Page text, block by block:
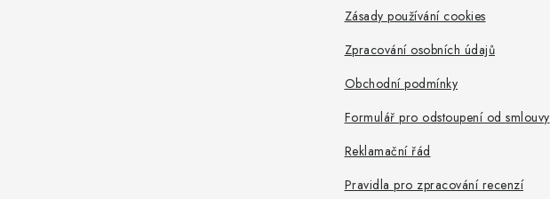
Zásady používání cookies
Zpracování osobních údajů
Obchodní podmínky
Formulář pro odstoupení od smlouvy
Reklamační řád
Pravidla pro zpracování recenzí